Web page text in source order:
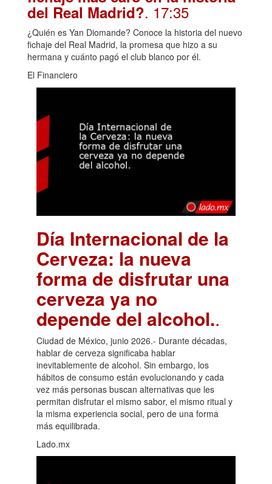
del Real Madrid?. 17:35
¿Quién es Yan Diomande? Conoce la historia del nuevo
fichaje del Real Madrid, la promesa que hizo a su
hermana y cuánto pagó el club blanco por él.
El Financiero
Día Internacional de la
Cerveza: la nueva
forma de disfrutar una
cerveza ya no
depende del alcohol..
Ciudad de México, junio 2026.- Durante décadas,
hablar de cerveza significaba hablar
inevitablemente de alcohol. Sin embargo, los
hábitos de consumo están evolucionando y cada
vez más personas buscan alternativas que les
permitan disfrutar el mismo sabor, el mismo ritual y
la misma experiencia social, pero de una forma
más equilibrada.
Lado.mx